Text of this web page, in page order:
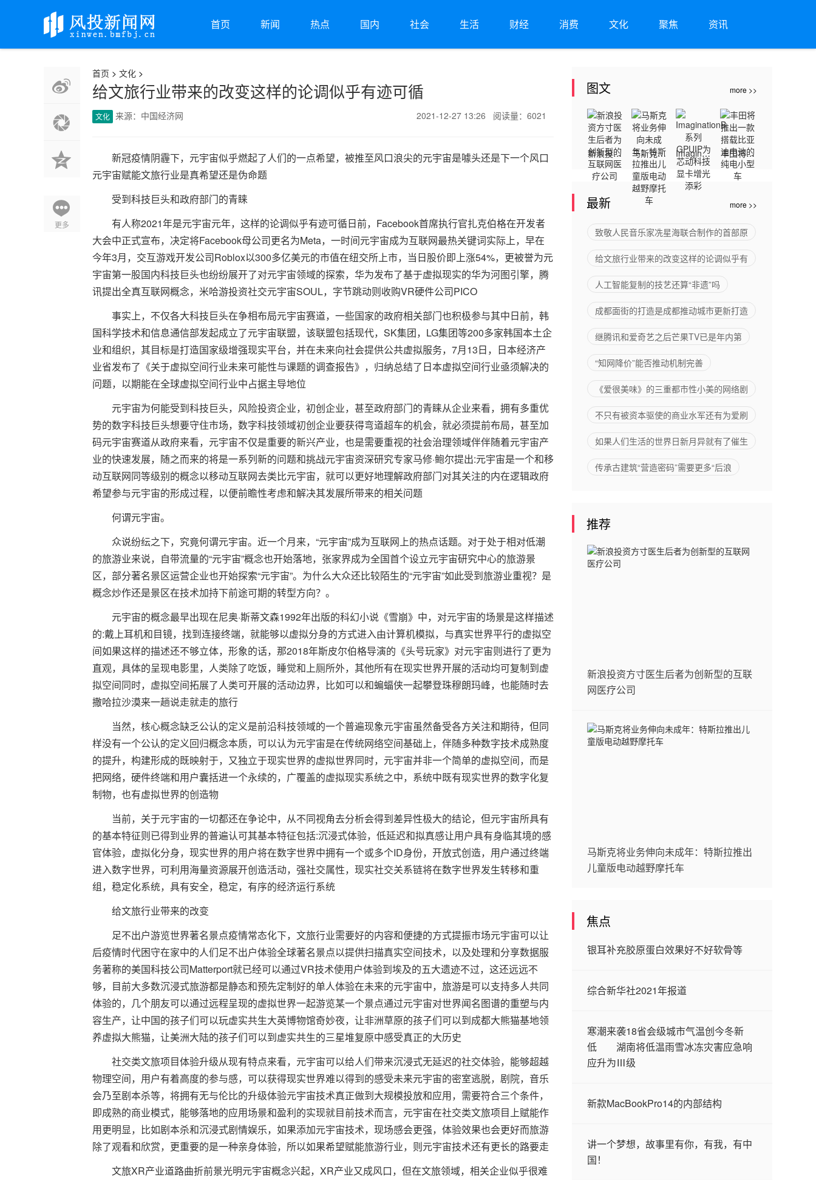
首页 新闻 热点 国内 社会 生活 财经 消费 文化 聚焦 资讯
更多
首页 > 文化 >
给文旅行业带来的改变这样的论调似乎有迹可循
文化 来源：中国经济网 2021-12-27 13:26 阅读量：6021
新冠疫情阴霾下，元宇宙似乎燃起了人们的一点希望，被推至风口浪尖的元宇宙是噱头还是下一个风口
元宇宙赋能文旅行业是真希望还是伪命题
受到科技巨头和政府部门的青睐
有人称2021年是元宇宙元年，这样的论调似乎有迹可循日前，Facebook首席执行官扎克伯格在开发者
大会中正式宣布，决定将Facebook母公司更名为Meta，一时间元宇宙成为互联网最热关键词实际上，早在
今年3月，交互游戏开发公司Roblox以300多亿美元的市值在纽交所上市，当日股价即上涨54%，更被誉为元
宇宙第一股国内科技巨头也纷纷展开了对元宇宙领域的探索，华为发布了基于虚拟现实的华为河图引擎，腾
讯提出全真互联网概念，米哈游投资社交元宇宙SOUL，字节跳动则收购VR硬件公司PICO
事实上，不仅各大科技巨头在争相布局元宇宙赛道，一些国家的政府相关部门也积极参与其中日前，韩
国科学技术和信息通信部发起成立了元宇宙联盟，该联盟包括现代，SK集团，LG集团等200多家韩国本土企
业和组织，其目标是打造国家级增强现实平台，并在未来向社会提供公共虚拟服务，7月13日，日本经济产
业省发布了《关于虚拟空间行业未来可能性与课题的调查报告》，归纳总结了日本虚拟空间行业亟须解决的
问题，以期能在全球虚拟空间行业中占据主导地位
元宇宙为何能受到科技巨头，风险投资企业，初创企业，甚至政府部门的青睐从企业来看，拥有多重优
势的数字科技巨头想要守住市场，数字科技领域初创企业要获得弯道超车的机会，就必须提前布局，甚至加
码元宇宙赛道从政府来看，元宇宙不仅是重要的新兴产业，也是需要重视的社会治理领域伴伴随着元宇宙产
业的快速发展，随之而来的将是一系列新的问题和挑战元宇宙资深研究专家马修·鲍尔提出:元宇宙是一个和移
动互联网同等级别的概念以移动互联网去类比元宇宙，就可以更好地理解政府部门对其关注的内在逻辑政府
希望参与元宇宙的形成过程，以便前瞻性考虑和解决其发展所带来的相关问题
何谓元宇宙。
众说纷纭之下，究竟何谓元宇宙。近一个月来，“元宇宙”成为互联网上的热点话题。对于处于相对低潮
的旅游业来说，自带流量的“元宇宙”概念也开始落地，张家界成为全国首个设立元宇宙研究中心的旅游景
区，部分著名景区运营企业也开始探索“元宇宙”。为什么大众还比较陌生的“元宇宙”如此受到旅游业重视？是
概念炒作还是景区在技术加持下前途可期的转型方向？。
元宇宙的概念最早出现在尼奥·斯蒂文森1992年出版的科幻小说《雪崩》中，对元宇宙的场景是这样描述
的:戴上耳机和目镜，找到连接终端，就能够以虚拟分身的方式进入由计算机模拟，与真实世界平行的虚拟空
间如果这样的描述还不够立体，形象的话，那2018年斯皮尔伯格导演的《头号玩家》对元宇宙则进行了更为
直观，具体的呈现电影里，人类除了吃饭，睡觉和上厕所外，其他所有在现实世界开展的活动均可复制到虚
拟空间同时，虚拟空间拓展了人类可开展的活动边界，比如可以和蝙蝠侠一起攀登珠穆朗玛峰，也能随时去
撒哈拉沙漠来一趟说走就走的旅行
当然，核心概念缺乏公认的定义是前沿科技领域的一个普遍现象元宇宙虽然备受各方关注和期待，但同
样没有一个公认的定义回归概念本质，可以认为元宇宙是在传统网络空间基础上，伴随多种数字技术成熟度
的提升，构建形成的既映射于，又独立于现实世界的虚拟世界同时，元宇宙并非一个简单的虚拟空间，而是
把网络，硬件终端和用户囊括进一个永续的，广覆盖的虚拟现实系统之中，系统中既有现实世界的数字化复
制物，也有虚拟世界的创造物
当前，关于元宇宙的一切都还在争论中，从不同视角去分析会得到差异性极大的结论，但元宇宙所具有
的基本特征则已得到业界的普遍认可其基本特征包括:沉浸式体验，低延迟和拟真感让用户具有身临其境的感
官体验，虚拟化分身，现实世界的用户将在数字世界中拥有一个或多个ID身份，开放式创造，用户通过终端
进入数字世界，可利用海量资源展开创造活动，强社交属性，现实社交关系链将在数字世界发生转移和重
组，稳定化系统，具有安全，稳定，有序的经济运行系统
给文旅行业带来的改变
足不出户游览世界著名景点疫情常态化下，文旅行业需要好的内容和便捷的方式提振市场元宇宙可以让
后疫情时代困守在家中的人们足不出户体验全球著名景点以提供扫描真实空间技术，以及处理和分享数据服
务著称的美国科技公司Matterport就已经可以通过VR技术使用户体验到埃及的五大遗迹不过，这还远远不
够，目前大多数沉浸式旅游都是静态和预先定制好的单人体验在未来的元宇宙中，旅游是可以支持多人共同
体验的，几个朋友可以通过远程呈现的虚拟世界一起游览某一个景点通过元宇宙对世界闻名图谱的重塑与内
容生产，让中国的孩子们可以玩虚实共生大英博物馆奇妙夜，让非洲草原的孩子们可以到成都大熊猫基地领
养虚拟大熊猫，让美洲大陆的孩子们可以到虚实共生的三星堆复原中感受真正的大历史
社交类文旅项目体验升级从现有特点来看，元宇宙可以给人们带来沉浸式无延迟的社交体验，能够超越
物理空间，用户有着高度的参与感，可以获得现实世界难以得到的感受未来元宇宙的密室逃脱，剧院，音乐
会乃至剧本杀等，将拥有无与伦比的升级体验元宇宙技术真正做到大规模投放和应用，需要符合三个条件，
即成熟的商业模式，能够落地的应用场景和盈利的实现就目前技术而言，元宇宙在社交类文旅项目上赋能作
用更明显，比如剧本杀和沉浸式剧情娱乐，如果添加元宇宙技术，现场感会更强，体验效果也会更好而旅游
除了观看和欣赏，更重要的是一种亲身体验，所以如果希望赋能旅游行业，则元宇宙技术还有更长的路要走
文旅XR产业道路曲折前景光明元宇宙概念兴起，XR产业又成风口，但在文旅领域，相关企业似乎很难
图文 more >>
新浪投资
方寸医生
新型的互
联网医疗
马斯克将
业务伸向
未成年：
特斯拉推
出儿童版
摩托车
Imaginati
onB系列
GPUIP为
显卡增光
丰田将推
出一款搭
电池的纯
电小型车
最新 more >>
致敬人民音乐家冼星海联合制作的首部原
给文旅行业带来的改变这样的论调似乎有
人工智能复制的技艺还算“非遗”吗
成都面街的打造是成都推动城市更新打造
继腾讯和爱奇艺之后芒果TV已是年内第
“知网降价”能否推动机制完善
《爱很美味》的三重都市性小美的网络剧
不只有被资本驱使的商业水军还有为爱刷
如果人们生活的世界日新月异就有了催生
传承古建筑“营造密码”需要更多“后浪
推荐
新浪投资方寸医生后者为创新型的互联
网医疗公司
马斯克将业务伸向未成年：特斯拉推出
儿童版电动越野摩托车
焦点
银耳补充胶原蛋白效果好不好软骨等
综合新华社2021年报道
寒潮来袭18省会级城市气温创今冬新
低 湖南将低温雨雪冰冻灾害应急响
应升为Ⅲ级
新款MacBookPro14的内部结构
讲一个梦想，故事里有你，有我，有中
国！